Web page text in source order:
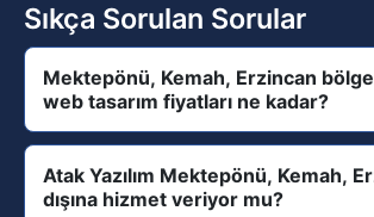
Sıkça Sorulan Sorular
Mektepönü, Kemah, Erzincan
web tasarım fiyatları ne kadar?
Atak Yazılım Mektepönü, Kemah,
dışına hizmet veriyor mu?